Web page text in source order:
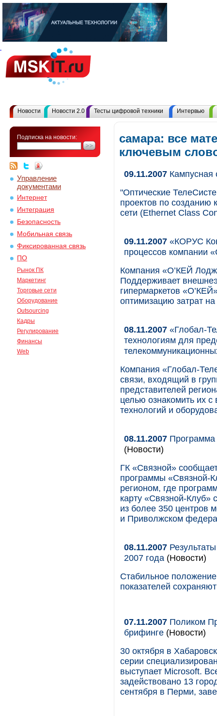
Новости Новости 2.0 Тесты цифровой техники Интервью
Подписка на новости:
Управление
документами
Интернет
Интеграция
Безопасность
Мобильная связь
Фиксированная связь
ПО
Рынок ПК
Маркетинг
Торговые сети
Оборудование
Outsourcing
Кадры
Регулирование
Финансы
Web
самара: все
ключевым
09.11.2007
"Оптические
проектов по созданию
сети (Ethernet Class
09.11.2007 «КОРУС
процессов компании
Компания «О’КЕЙ
Поддерживает
гипермаркетов
оптимизацию затрат на
08.11.2007 «Глобал-
технологиям для
Компания «Глобал-
связи, входящий в
представителей
целью ознакомить их
технологий и
08.11.2007 Программа
(Новости)
ГК «Связной»
программы «Связной-
регионом, где
карту «Связной-
из более 350 центров
и Приволжском
08.11.2007
2007 года (Новости)
Стабильное
показателей
07.11.2007 Поликом
брифинге (Новости)
30 октября в
серии
выступает Microsoft.
задействовано 13
сентября в Перми,